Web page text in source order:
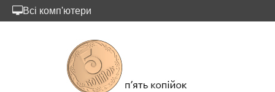
Всі комп'ютери